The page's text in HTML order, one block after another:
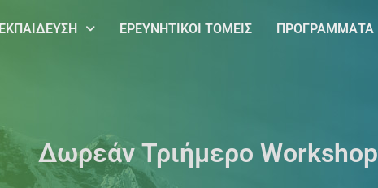
ΕΚΠΑΙΔΕΥΣΗ ΕΡΕΥΝΗΤΙΚΟΙ ΤΟΜΕΙΣ ΠΡΟΓΡΑΜΜΑΤΑ
Δωρεάν Τριήμερο Workshop